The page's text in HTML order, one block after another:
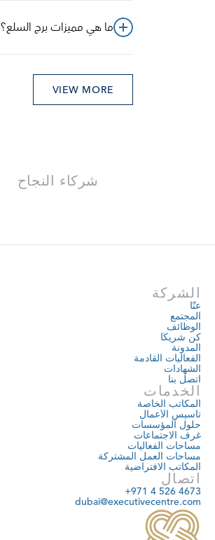
ما هي مميزات برج السلع؟
VIEW MORE
شركاء النجاح
اتصال
+971 4 526 4673
dubai@executivecentre.com
الشركة
عنّا
المجتمع
الوظائف
كن شريكًا
المدونة
الفعاليات القادمة
الشهادات
اتصل بنا
الخدمات
المكاتب الخاصة
تأسيس الأعمال
حلول المؤسسات
غرف الاجتماعات
مساحات الفعاليات
مساحات العمل المشتركة
المكاتب الافتراضية